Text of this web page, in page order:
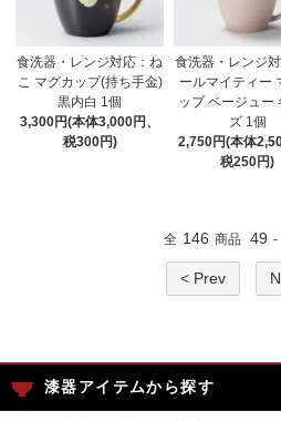
食洗器・レンジ対応：ね
こ マグカップ(持ち手金)
黒内白 1個
3,300円(本体3,000円、
税300円)
食洗器・レンジ
ールマイティー
ップ ベージュー
ズ 1個
2,750円(本体
税250円)
全 146 商品 49 -
< Prev
漆器アイテムから探す